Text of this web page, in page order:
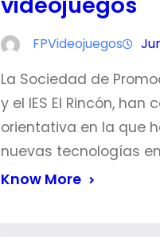
FPVideojuegos
La Sociedad de
y el IES El Rincón,
orientativa en la que
nuevas tecnologías
Know More